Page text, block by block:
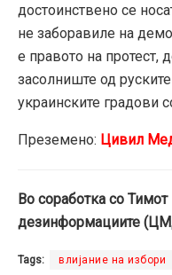
достоинствено се
не заборавиле на
е правото на протест,
засолниште од
украинските градови
Преземено: Цивил
Во соработка со
дезинформациите
Tags: влијание на избори